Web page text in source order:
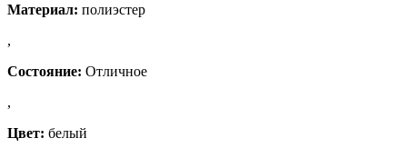
Материал: полиэстер
,
Состояние: Отличное
,
Цвет: белый